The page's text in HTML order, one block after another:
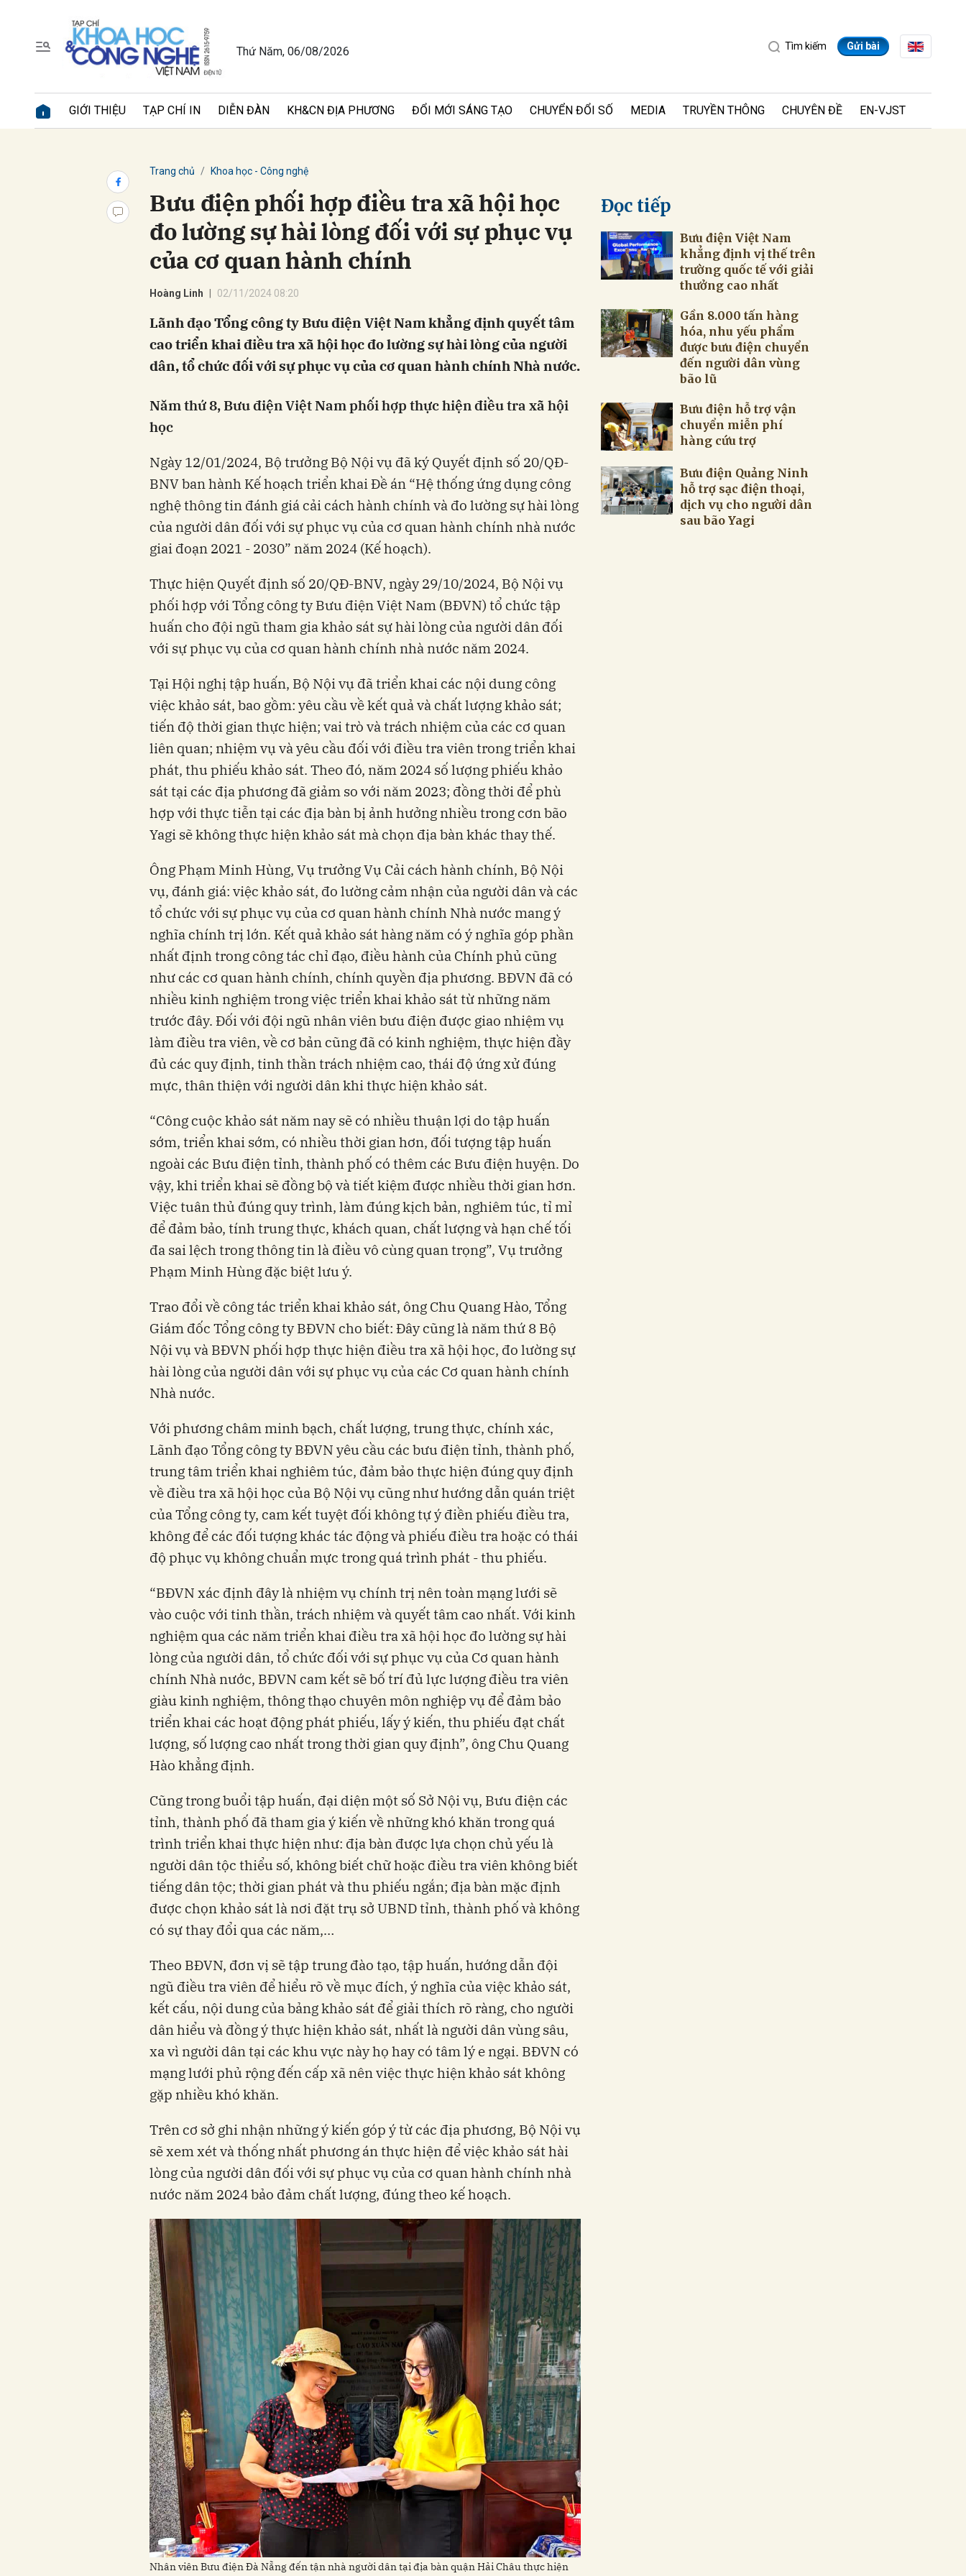
Thứ Năm, 06/08/2026 Tìm kiếm Gửi bài
GIỚI THIỆU TẠP CHÍ IN DIỄN ĐÀN KH&CN ĐỊA PHƯƠNG ĐỔI MỚI SÁNG TẠO CHUYỂN ĐỔI SỐ MEDIA TRUYỀN THÔNG CHUYÊN ĐỀ EN-VJST
Trang chủ Khoa học - Công nghệ
Bưu điện phối hợp điều tra xã hội học
đo lường sự hài lòng đối với sự phục vụ
của cơ quan hành chính
Hoàng Linh 02/11/2024 08:20
Lãnh đạo Tổng công ty Bưu điện Việt Nam khẳng định quyết tâm
cao triển khai điều tra xã hội học đo lường sự hài lòng của người
dân, tổ chức đối với sự phục vụ của cơ quan hành chính Nhà nước.
Năm thứ 8,Bưu điện Việt Nam phối hợp thực hiện điều tra xã hội
học
Ngày 12/01/2024, Bộ trưởng Bộ Nội vụ đã ký Quyết định số 20/QĐ-
BNV ban hành Kế hoạch triển khai Đề án “Hệ thống ứng dụng công
nghệ thông tin đánh giá cải cách hành chính và đo lường sự hài lòng
của người dân đối với sự phục vụ của cơ quan hành chính nhà nước
giai đoạn 2021 - 2030” năm 2024 (Kế hoạch).
Thực hiện Quyết định số 20/QĐ-BNV, ngày 29/10/2024, Bộ Nội vụ
phối hợp với Tổng công ty Bưu điện Việt Nam (BĐVN) tổ chức tập
huấn cho đội ngũ tham gia khảo sát sự hài lòng của người dân đối
với sự phục vụ của cơ quan hành chính nhà nước năm 2024.
Tại Hội nghị tập huấn, Bộ Nội vụ đã triển khai các nội dung công
việc khảo sát, bao gồm: yêu cầu về kết quả và chất lượng khảo sát;
tiến độ thời gian thực hiện; vai trò và trách nhiệm của các cơ quan
liên quan; nhiệm vụ và yêu cầu đối với điều tra viên trong triển khai
phát, thu phiếu khảo sát. Theo đó, năm 2024 số lượng phiếu khảo
sát tại các địa phương đã giảm so với năm 2023; đồng thời để phù
hợp với thực tiễn tại các địa bàn bị ảnh hưởng nhiều trong cơn bão
Yagi sẽ không thực hiện khảo sát mà chọn địa bàn khác thay thế.
Ông Phạm Minh Hùng, Vụ trưởng Vụ Cải cách hành chính, Bộ Nội
vụ, đánh giá: việc khảo sát, đo lường cảm nhận của người dân và các
tổ chức với sự phục vụ của cơ quan hành chính Nhà nước mang ý
nghĩa chính trị lớn. Kết quả khảo sát hàng năm có ý nghĩa góp phần
nhất định trong công tác chỉ đạo, điều hành của Chính phủ cũng
như các cơ quan hành chính, chính quyền địa phương. BĐVN đã có
nhiều kinh nghiệm trong việc triển khai khảo sát từ những năm
trước đây. Đối với đội ngũ nhân viên bưu điện được giao nhiệm vụ
làm điều tra viên, về cơ bản cũng đã có kinh nghiệm, thực hiện đầy
đủ các quy định, tinh thần trách nhiệm cao, thái độ ứng xử đúng
mực, thân thiện với người dân khi thực hiện khảo sát.
“Công cuộc khảo sát năm nay sẽ có nhiều thuận lợi do tập huấn
sớm, triển khai sớm, có nhiều thời gian hơn, đối tượng tập huấn
ngoài các Bưu điện tỉnh, thành phố có thêm các Bưu điện huyện. Do
vậy, khi triển khai sẽ đồng bộ và tiết kiệm được nhiều thời gian hơn.
Việc tuân thủ đúng quy trình, làm đúng kịch bản, nghiêm túc, tỉ mỉ
để đảm bảo, tính trung thực, khách quan, chất lượng và hạn chế tối
đa sai lệch trong thông tin là điều vô cùng quan trọng”, Vụ trưởng
Phạm Minh Hùng đặc biệt lưu ý.
Trao đổi về công tác triển khai khảo sát, ông Chu Quang Hào, Tổng
Giám đốc Tổng công ty BĐVN cho biết: Đây cũng là năm thứ 8 Bộ
Nội vụ và BĐVN phối hợp thực hiện điều tra xã hội học, đo lường sự
hài lòng của người dân với sự phục vụ của các Cơ quan hành chính
Nhà nước.
Với phương châm minh bạch, chất lượng, trung thực, chính xác,
Lãnh đạo Tổng công ty BĐVN yêu cầu các bưu điện tỉnh, thành phố,
trung tâm triển khai nghiêm túc, đảm bảo thực hiện đúng quy định
về điều tra xã hội học của Bộ Nội vụ cũng như hướng dẫn quán triệt
của Tổng công ty, cam kết tuyệt đối không tự ý điền phiếu điều tra,
không để các đối tượng khác tác động và phiếu điều tra hoặc có thái
độ phục vụ không chuẩn mực trong quá trình phát - thu phiếu.
“BĐVN xác định đây là nhiệm vụ chính trị nên toàn mạng lưới sẽ
vào cuộc với tinh thần, trách nhiệm và quyết tâm cao nhất. Với kinh
nghiệm qua các năm triển khai điều tra xã hội học đo lường sự hài
lòng của người dân, tổ chức đối với sự phục vụ của Cơ quan hành
chính Nhà nước, BĐVN cam kết sẽ bố trí đủ lực lượng điều tra viên
giàu kinh nghiệm, thông thạo chuyên môn nghiệp vụ để đảm bảo
triển khai các hoạt động phát phiếu, lấy ý kiến, thu phiếu đạt chất
lượng, số lượng cao nhất trong thời gian quy định”, ông Chu Quang
Hào khẳng định.
Cũng trong buổi tập huấn, đại diện một số Sở Nội vụ, Bưu điện các
tỉnh, thành phố đã tham gia ý kiến về những khó khăn trong quá
trình triển khai thực hiện như: địa bàn được lựa chọn chủ yếu là
người dân tộc thiểu số, không biết chữ hoặc điều tra viên không biết
tiếng dân tộc; thời gian phát và thu phiếu ngắn; địa bàn mặc định
được chọn khảo sát là nơi đặt trụ sở UBND tỉnh, thành phố và không
có sự thay đổi qua các năm,…
Theo BĐVN, đơn vị sẽ tập trung đào tạo, tập huấn, hướng dẫn đội
ngũ điều tra viên để hiểu rõ về mục đích, ý nghĩa của việc khảo sát,
kết cấu, nội dung của bảng khảo sát để giải thích rõ ràng, cho người
dân hiểu và đồng ý thực hiện khảo sát, nhất là người dân vùng sâu,
xa vì người dân tại các khu vực này họ hay có tâm lý e ngại. BĐVN có
mạng lưới phủ rộng đến cấp xã nên việc thực hiện khảo sát không
gặp nhiều khó khăn.
Trên cơ sở ghi nhận những ý kiến góp ý từ các địa phương, Bộ Nội vụ
sẽ xem xét và thống nhất phương án thực hiện để việc khảo sát hài
lòng của người dân đối với sự phục vụ của cơ quan hành chính nhà
nước năm 2024 bảo đảm chất lượng, đúng theo kế hoạch.
Nhân viên Bưu điện Đà Nẵng đến tận nhà người dân tại địa bàn quận Hải Châu thực hiện
Đọc tiếp
Bưu điện Việt Nam
khẳng định vị thế trên
trường quốc tế với giải
thưởng cao nhất
Gần 8.000 tấn hàng
hóa, nhu yếu phẩm
được bưu điện chuyển
đến người dân vùng
bão lũ
Bưu điện hỗ trợ vận
chuyển miễn phí
hàng cứu trợ
Bưu điện Quảng Ninh
hỗ trợ sạc điện thoại,
dịch vụ cho người dân
sau bão Yagi
Hủy Gửi